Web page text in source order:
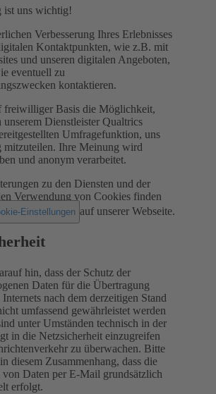
ist uns wichtig!
Verbesserung Ihres Erlebnisses
Kontaktpunkten, wie z.B. mit
und unseren digitalen Angeboten,
eventuell zu
kontaktieren.
freiwilliger Basis die Möglichkeit,
unserem Dienstleister Qualtrics
Umfragefunktion, uns
mitzuteilen. Ihre Meinung wird
und anonym verarbeitet.
zu den Diensten und der
Verwendung von Cookies finden
Einstellungen auf unserer Webseite.
hin, dass der Schutz der
Daten für die Übertragung
nach dem derzeitigen Stand
umfassend gewährleistet werden
unter Umständen technisch in der
in die Netzsicherheit einzugreifen
zu überwachen. Bitte
diesem Zusammenhang, dass die
Daten per E-Mail grundsätzlich
erfolgt.